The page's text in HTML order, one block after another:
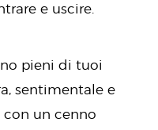
e uscire.
pieni di tuoi
sentimentale e
con un cenno